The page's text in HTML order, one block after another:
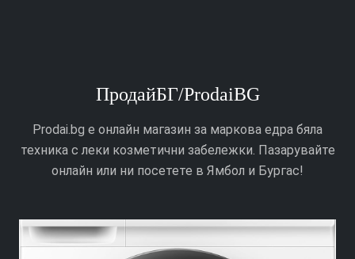
ПродайБГ/ProdaiBG
Prodai.bg е онлайн магазин за маркова едра бяла
техника с леки козметични забележки. Пазарувайте
онлайн или ни посетете в Ямбол и Бургас!